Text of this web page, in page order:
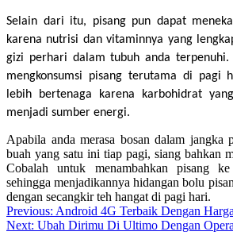
Selain dari itu, pisang pun dapat
karena nutrisi dan vitaminnya yang
gizi perhari dalam tubuh anda
mengkonsumsi pisang terutama di pagi
lebih bertenaga karena karbohidrat
menjadi sumber energi.
Apabila anda merasa bosan dalam jangka
buah yang satu ini tiap pagi, siang bahkan
Cobalah untuk menambahkan pisang
sehingga menjadikannya hidangan bolu
dengan secangkir teh hangat di pagi hari.
Post
navigation
Previous: Android 4G Terbaik Dengan
Next: Ubah Dirimu Di Ultimo Dengan